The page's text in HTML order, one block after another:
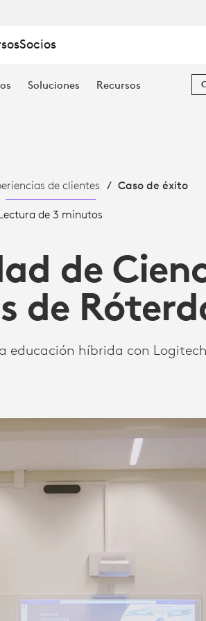
Socios
Soluciones Recursos
de clientes Caso de éxito
de 3 minutos
de
de
educación híbrida con